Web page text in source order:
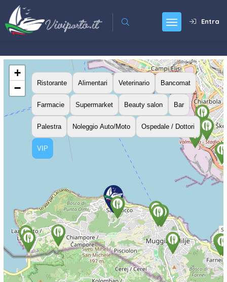
Entra
Ristorante Alimentari Veterinario Bancomat
Farmacie Supermarket Beauty salon Bar
Palestra Noleggio Auto/Moto Ospedale / Dottori
VIP
+
−